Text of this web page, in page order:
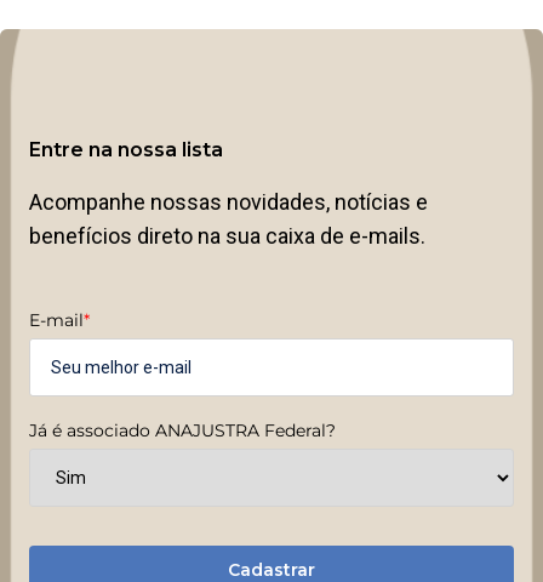
Entre na nossa lista
Acompanhe nossas novidades, notícias e
benefícios direto na sua caixa de e-mails.
E-mail*
Já é associado ANAJUSTRA Federal?
Cadastrar